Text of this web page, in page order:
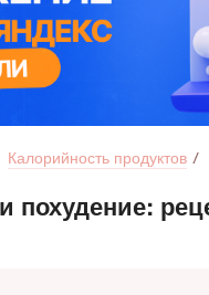
Калорийность продуктов
похудение: